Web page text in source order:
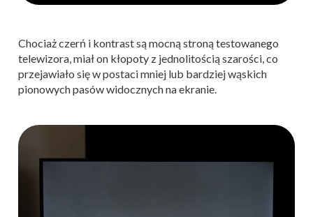
Chociaż czerń i kontrast są mocną stroną testowanego
telewizora, miał on kłopoty z jednolitością szarości, co
przejawiało się w postaci mniej lub bardziej wąskich
pionowych pasów widocznych na ekranie.